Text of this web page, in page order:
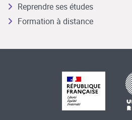
Reprendre ses études
Formation à distance